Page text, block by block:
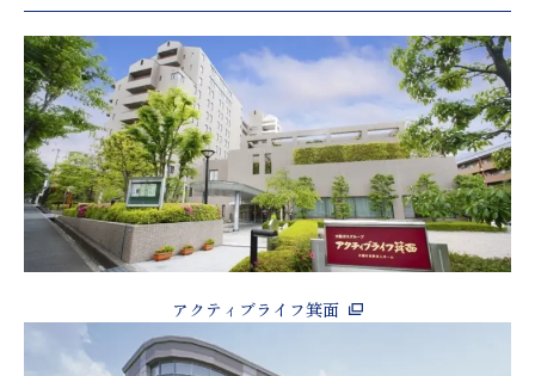
アクティブライフ箕面